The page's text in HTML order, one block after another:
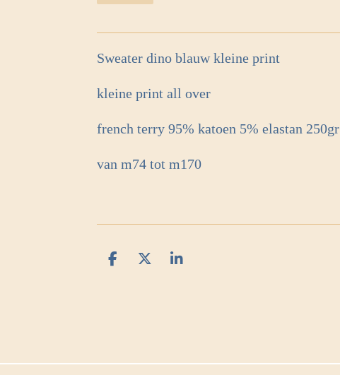
Sweater dino blauw kleine print
kleine print all over
french terry 95% katoen 5% elastan 250gr
van m74 tot m170
D
D
S